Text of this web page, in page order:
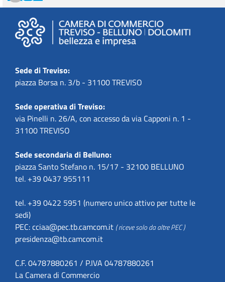
Sede di Treviso:
piazza Borsa n. 3/b - 31100 TREVISO
Sede operativa di Treviso:
via Pinelli n. 26/A, con accesso da via Capponi n. 1 -
31100 TREVISO
Sede secondaria di Belluno:
piazza Santo Stefano n. 15/17 - 32100 BELLUNO
tel. +39 0437 955111
tel. +39 0422 5951 (numero unico attivo per tutte le
sedi)
PEC:cciaa@pec.tb.camcom.it ( riceve solo da altre PEC )
presidenza@tb.camcom.it
C.F. 04787880261 / P.IVA 04787880261
La Camera di Commercio